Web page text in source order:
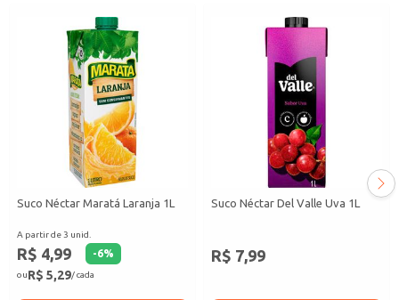
Suco Néctar Maratá Laranja 1L
A partir de 3 unid.
R$ 4,99 -6%
ouR$ 5,29/ cada
Suco Néctar Del Valle Uva 1L
R$ 7,99